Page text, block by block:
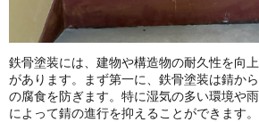
鉄骨塗装には、建物や構造物の耐久性を向
があります。まず第一に、鉄骨塗装は錆か
の腐食を防ぎます。特に湿気の多い環境や
によって錆の進行を抑えることができます